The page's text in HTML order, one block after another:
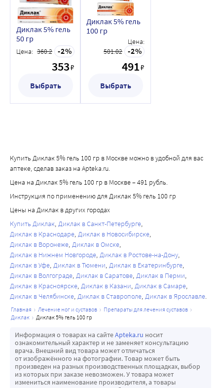
Диклак 5% гель
50 гр
Цена: 360.2 2
353₽
Выбрать
Диклак 5% гель
100 гр
Цена:
501.02
2
491₽
Выбрать
Купить Диклак 5% гель 100 гр в Москве можно в удобной для вас
аптеке, сделав заказ на Apteka.ru.
Цена на Диклак 5% гель 100 гр в Москве – 491 рубль.
Инструкция по применению для Диклак 5% гель 100 гр
Цены на Диклак в других городах
Купить Диклак Диклак в Санкт-Петербурге
Диклак в Краснодаре Диклак в Новосибирске
Диклак в Воронеже Диклак в Омске
Диклак в Нижнем Новгороде Диклак в Ростове-на-Дону
Диклак в Уфе Диклак в Тюмени Диклак в Екатеринбурге
Диклак в Волгограде Диклак в Саратове Диклак в Перми
Диклак в Красноярске Диклак в Казани Диклак в Самаре
Диклак в Челябинске Диклак в Ставрополе Диклак в Ярославле
главная лечение ног и суставов
препараты для лечения суставов
диклак
диклак 5% гель 100 гр
Информация о товарах на сайтеApteka.ru носит
ознакомительный характер и не заменяет консультацию
врача. Внешний вид товара может отличаться
от изображённого на фотографии. Товар может быть
произведен на разных производственных площадках, выбор
из которых при заказе невозможен. У товара может
измениться наименование производителя, а товары